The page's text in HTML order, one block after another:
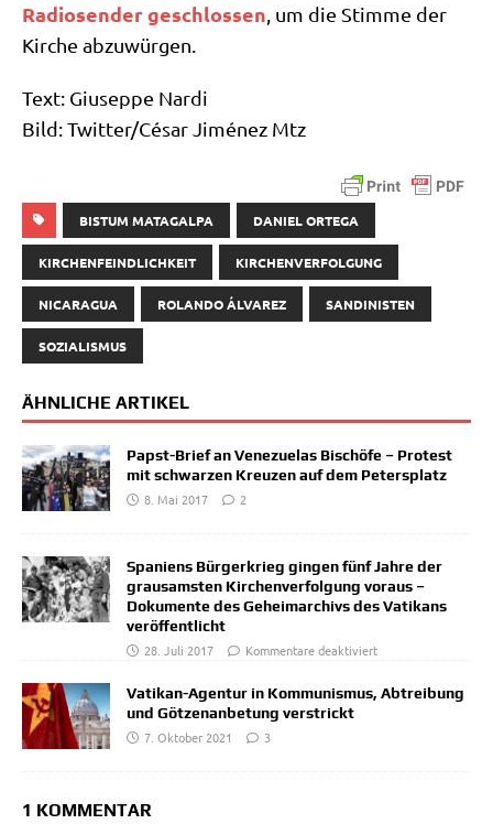
Radio­sen­der geschlos­sen, um die Stim­me der
Kir­che abzuwürgen.
Text: Giu­sep­pe Nar­di
Bild: Twitter/​César Jimé­nez Mtz
BISTUM MATAGALPA DANIEL ORTEGA
KIRCHENFEINDLICHKEIT KIRCHENVERFOLGUNG
NICARAGUA ROLANDO ÁLVAREZ SANDINISTEN
SOZIALISMUS
ÄHNLICHE ARTIKEL
Papst-Brief an Venezuelas Bischöfe – Protest
mit schwarzen Kreuzen auf dem Petersplatz
8. Mai 2017
2
Spaniens Bürgerkrieg gingen fünf Jahre der
grausamsten Kirchenverfolgung voraus –
Dokumente des Geheimarchivs des Vatikans
veröffentlicht
28. Juli 2017
Kommentare deaktiviert
Vatikan-Agentur in Kommunismus, Abtreibung
und Götzenanbetung verstrickt
7. Oktober 2021
3
1 KOMMENTAR